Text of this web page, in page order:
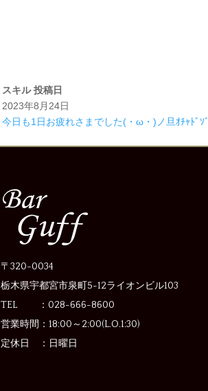
スキル 投稿日
2023年8月24日
今日も1日お疲れさまでした(・ω・)ノ旦ｵﾁｬﾄﾞｿﾞ
〒320-0034
栃木県宇都宮市泉町5-12ライオンビル103
TEL ：028-666-8600
営業時間： 18:00～2:00(L.O.1:30)
定休日 ： 日曜日